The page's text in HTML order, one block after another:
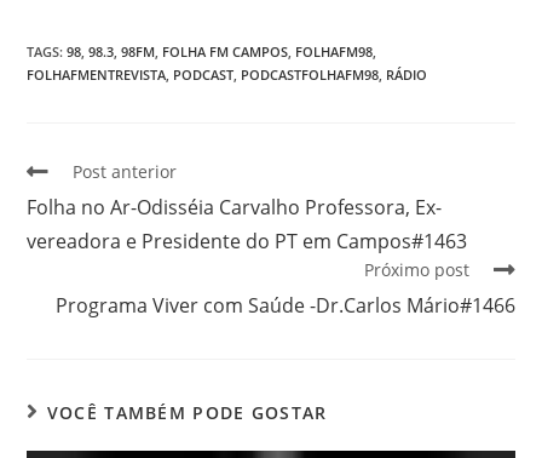
TAGS:98 98.3 98FM FOLHA FM CAMPOS FOLHAFM98
FOLHAFMENTREVISTA PODCAST PODCASTFOLHAFM98 RÁDIO
Post anterior
Folha no Ar-Odisséia Carvalho Professora, Ex-
vereadora e Presidente do PT em Campos#1463
Próximo post
Programa Viver com Saúde -Dr.Carlos Mário#1466
VOCÊ TAMBÉM PODE GOSTAR